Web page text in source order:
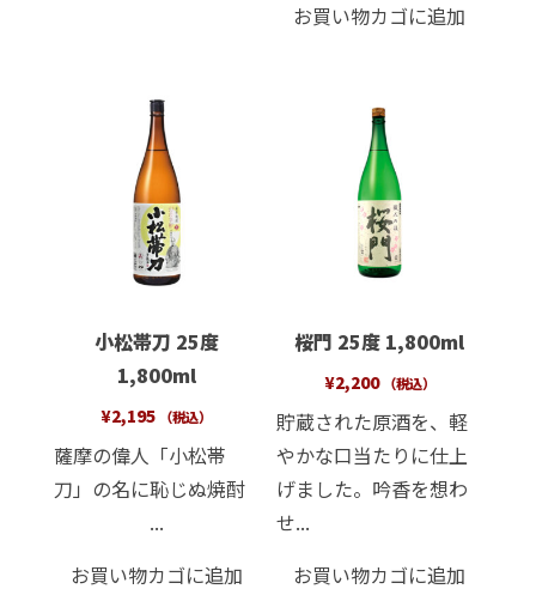
お買い物カゴに追加
小松帯刀 25度
1,800ml
¥2,195 （税込）
薩摩の偉人「小松帯
刀」の名に恥じぬ焼酎
...
お買い物カゴに追加
桜門 25度 1,800ml
¥2,200 （税込）
貯蔵された原酒を、軽
やかな口当たりに仕上
げました。吟香を想わ
せ...
お買い物カゴに追加